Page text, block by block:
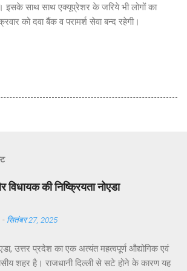
इसके साथ साथ एक्यूप्रेशर के जरिये भी लोगों का
को दवा बैंक व परामर्श सेवा बन्द रहेगी।
की निष्क्रियता नोएडा
- सितंबर 27, 2025
उत्तर प्रदेश का एक अत्यंत महत्वपूर्ण औद्योगिक एवं
शहर है। राजधानी दिल्ली से सटे होने के कारण यह